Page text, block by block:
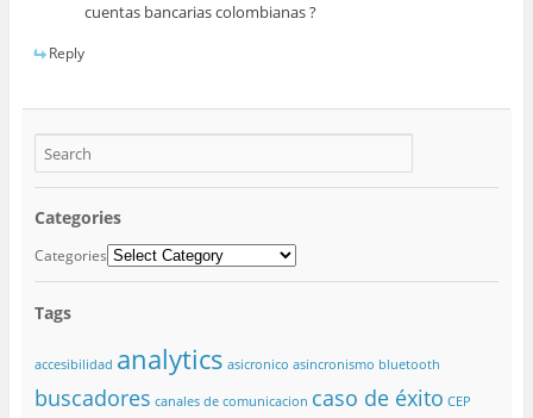
cuentas bancarias colombianas ?
Reply
Categories
Categories
Tags
accesibilidad analytics asicronico asincronismo bluetooth
buscadores canales de comunicacion caso de éxito CEP